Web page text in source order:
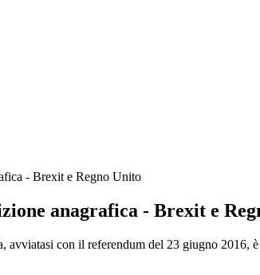
- Brexit e Regno Unito
anagrafica - Brexit e
avviatasi con il referendum del 23 giugno